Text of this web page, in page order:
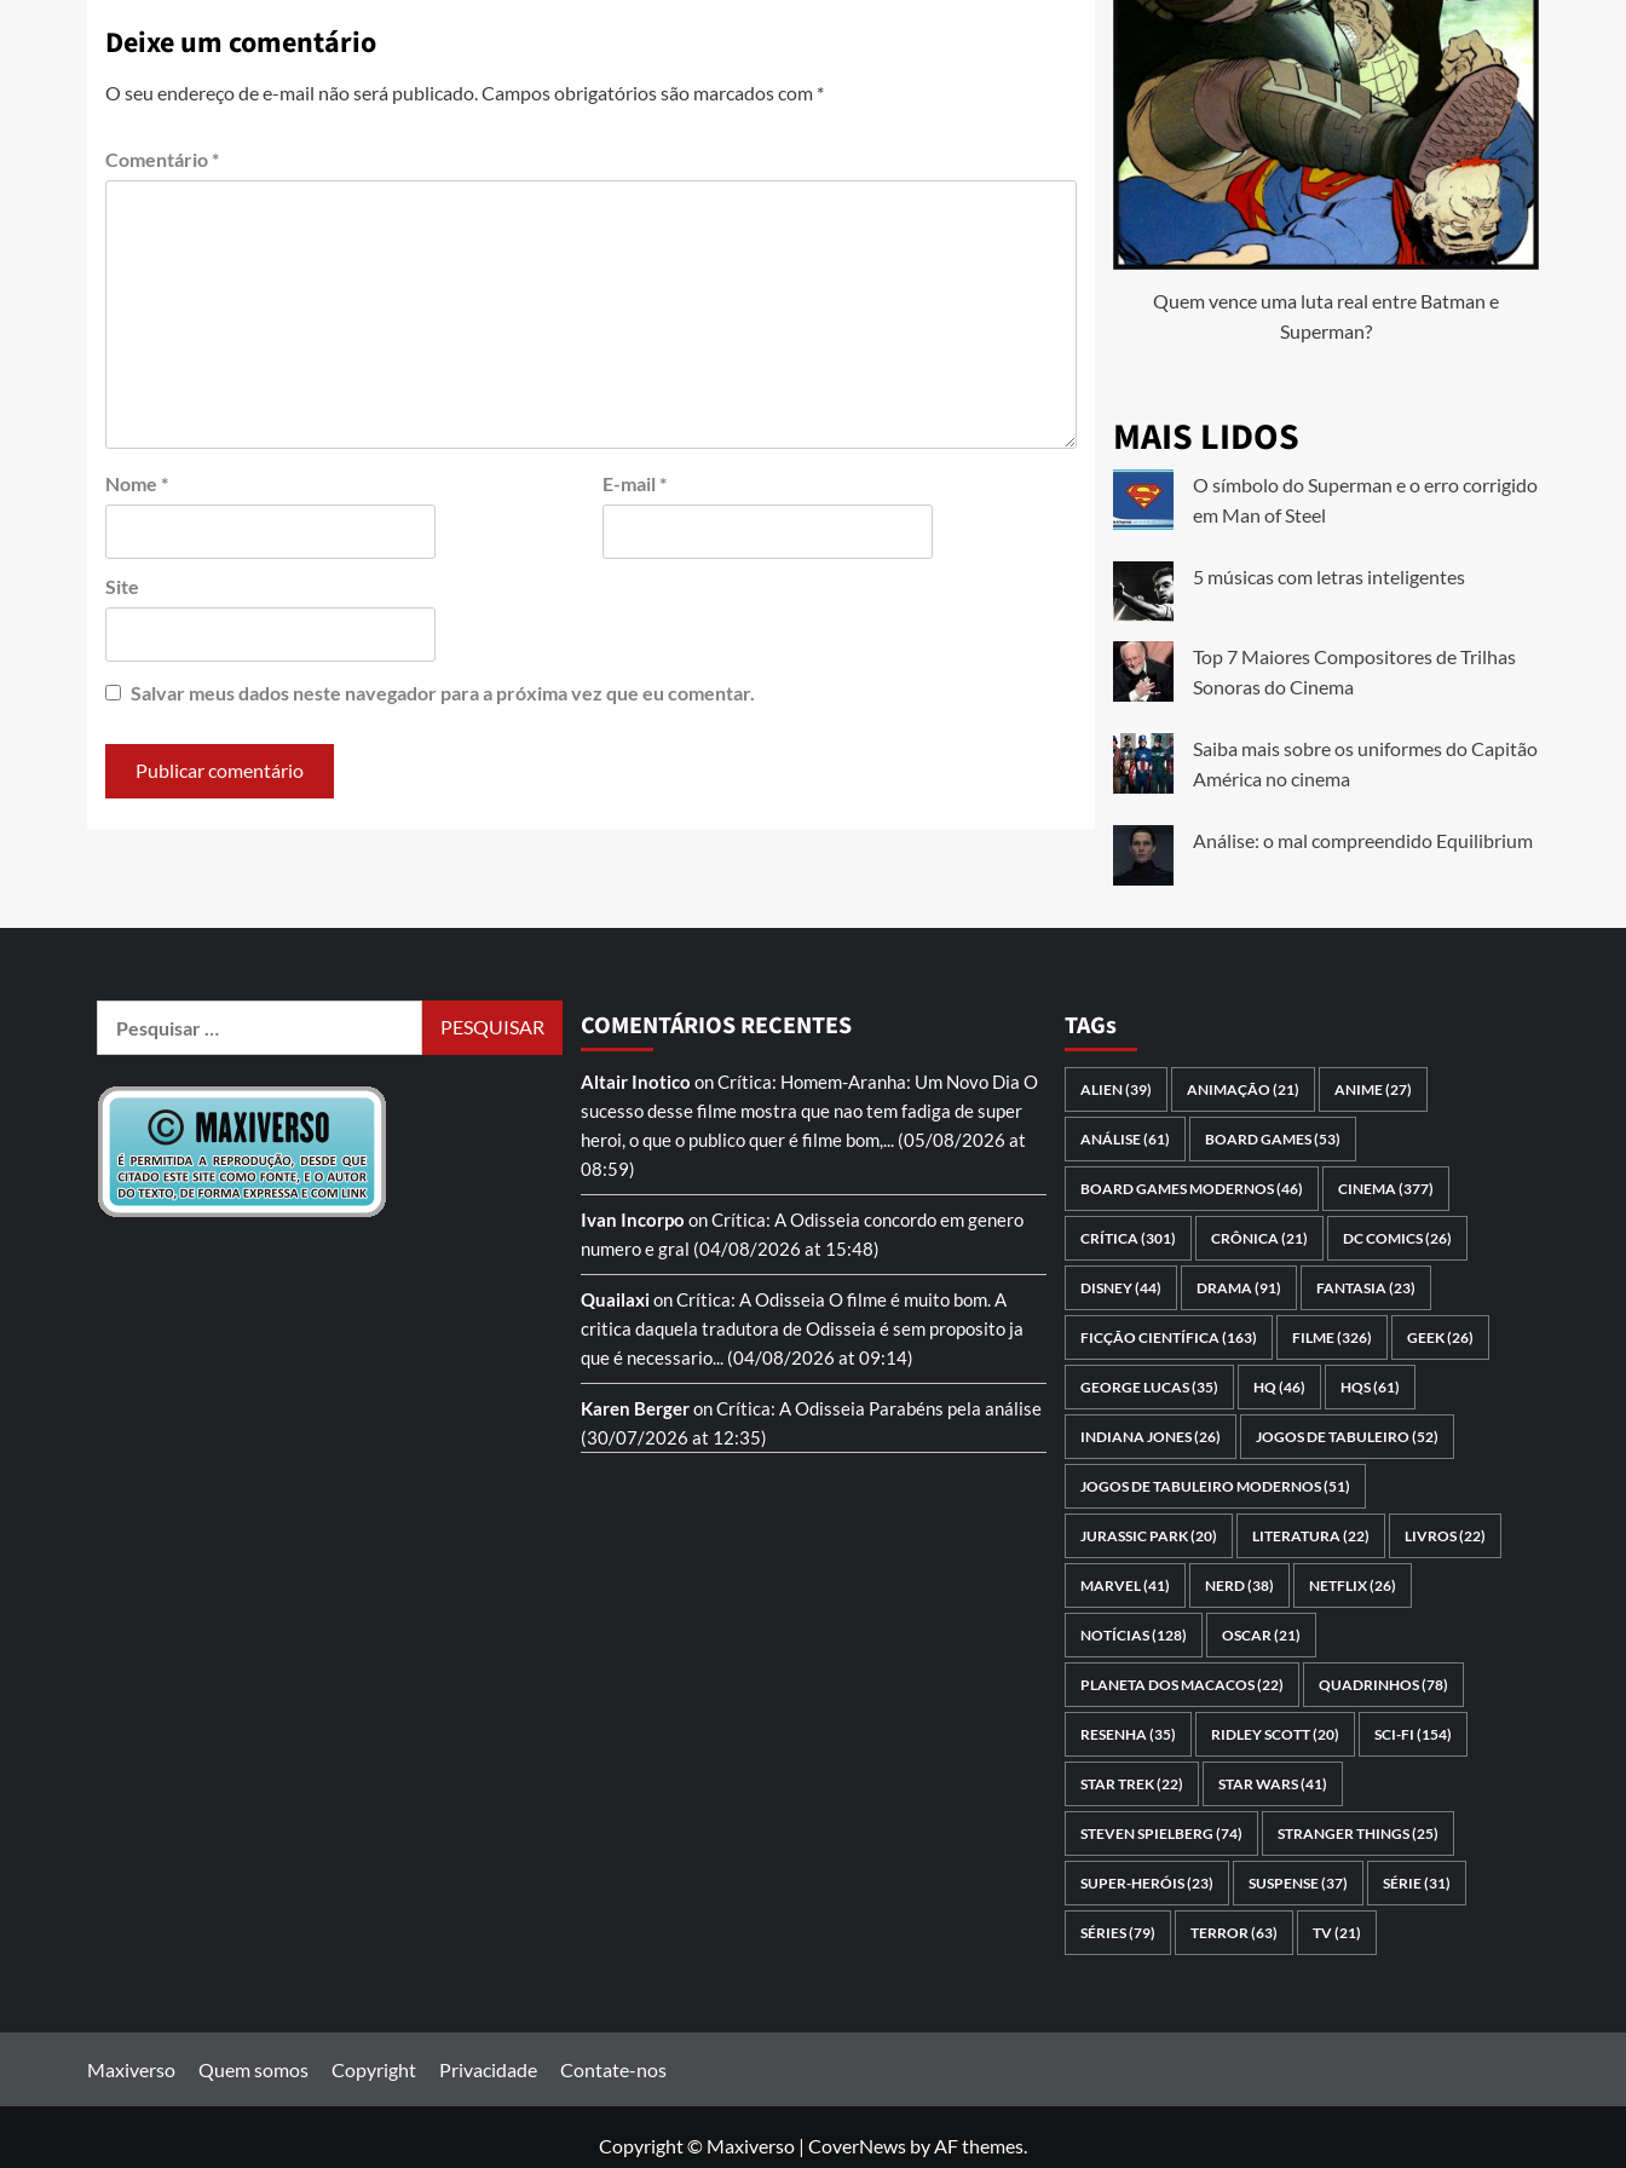
Deixe um comentário
O seu endereço de e-mail não será publicado.Campos obrigatórios são marcados com *
Comentário *
Nome * E-mail *
Site
Salvar meus dados neste navegador para a próxima vez que eu comentar.
Quem vence uma luta real entre Batman e
Superman?
MAIS LIDOS
O símbolo do Superman e o erro corrigido
em Man of Steel
5 músicas com letras inteligentes
Top 7 Maiores Compositores de Trilhas
Sonoras do Cinema
Saiba mais sobre os uniformes do Capitão
América no cinema
Análise: o mal compreendido Equilibrium
COMENTÁRIOS RECENTES
Altair Inotico onCrítica: Homem-Aranha: Um Novo Dia O
sucesso desse filme mostra que nao tem fadiga de super
heroi, o que o publico quer é filme bom,... (05/08/2026 at
08:59)
Ivan Incorpo onCrítica: A Odisseia concordo em genero
numero e gral (04/08/2026 at 15:48)
QuailaxionCrítica: A Odisseia O filme é muito bom. A
critica daquela tradutora de Odisseia é sem proposito ja
que é necessario... (04/08/2026 at 09:14)
Karen BergeronCrítica: A Odisseia Parabéns pela análise
(30/07/2026 at 12:35)
TAGs
ALIEN(39) ANIMAÇÃO(21) ANIME(27)
ANÁLISE(61) BOARD GAMES(53)
BOARD GAMES MODERNOS(46) CINEMA (377)
CRÍTICA (301) CRÔNICA (21) DC COMICS(26)
DISNEY(44) DRAMA (91) FANTASIA (23)
FICÇÃO CIENTÍFICA (163) FILME(326) GEEK(26)
GEORGE LUCAS(35) HQ(46) HQS(61)
INDIANA JONES(26) JOGOS DE TABULEIRO(52)
JOGOS DE TABULEIRO MODERNOS(51)
JURASSIC PARK(20) LITERATURA (22) LIVROS(22)
MARVEL(41) NERD(38) NETFLIX(26)
NOTÍCIAS(128) OSCAR (21)
PLANETA DOS MACACOS(22) QUADRINHOS(78)
RESENHA (35) RIDLEY SCOTT(20) SCI-FI (154)
STAR TREK(22) STAR WARS(41)
STEVEN SPIELBERG (74) STRANGER THINGS(25)
SUPER-HERÓIS(23) SUSPENSE(37) SÉRIE(31)
SÉRIES(79) TERROR (63) TV(21)
Maxiverso Quem somos Copyright Privacidade Contate-nos
Copyright © Maxiverso | CoverNews by AF themes.